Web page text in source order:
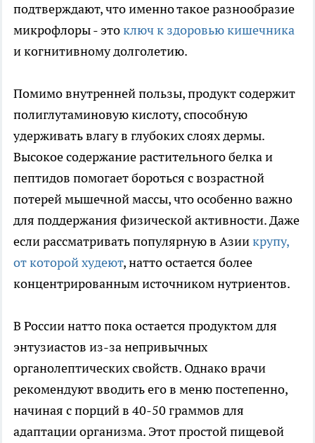
подтверждают, что именно такое разнообразие
микрофлоры - этоключ к здоровью кишечника
и когнитивному долголетию.
Помимо внутренней пользы, продукт содержит
полиглутаминовую кислоту, способную
удерживать влагу в глубоких слоях дермы.
Высокое содержание растительного белка и
пептидов помогает бороться с возрастной
потерей мышечной массы, что особенно важно
для поддержания физической активности. Даже
если рассматривать популярную в Азиикрупу,
от которой худеют, натто остается более
концентрированным источником нутриентов.
В России натто пока остается продуктом для
энтузиастов из-за непривычных
органолептических свойств. Однако врачи
рекомендуют вводить его в меню постепенно,
начиная с порций в 40-50 граммов для
адаптации организма. Этот простой пищевой